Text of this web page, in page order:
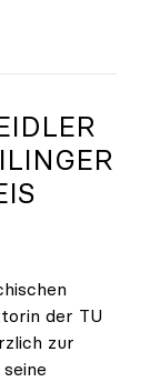
der TU
zur